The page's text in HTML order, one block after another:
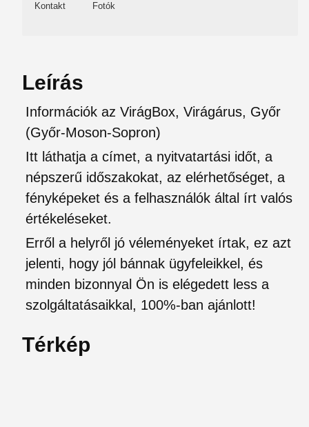
Kontakt Fotók
Leírás
Információk az VirágBox, Virágárus, Győr
(Győr-Moson-Sopron)
Itt láthatja a címet, a nyitvatartási időt, a
népszerű időszakokat, az elérhetőséget, a
fényképeket és a felhasználók által írt valós
értékeléseket.
Erről a helyről jó véleményeket írtak, ez azt
jelenti, hogy jól bánnak ügyfeleikkel, és
minden bizonnyal Ön is elégedett less a
szolgáltatásaikkal, 100%-ban ajánlott!
Térkép